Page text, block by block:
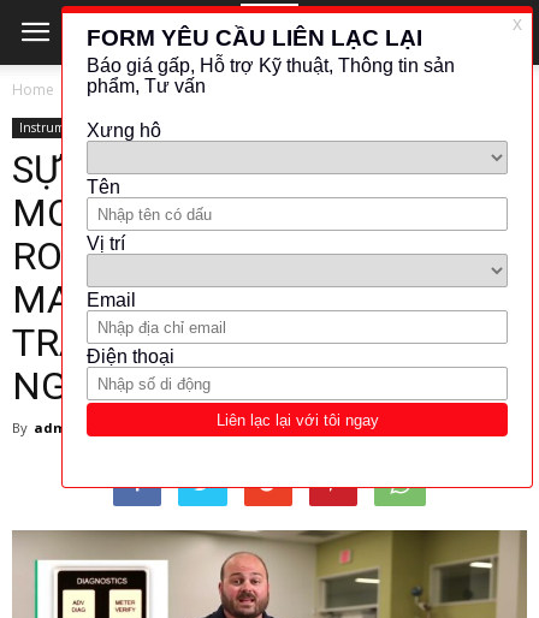
Home Instrument
Instrument
SỰ CẦN THIẾT CỦA WALL
MOUNT BUTTONS CHO
ROSEMOUNT 8712
MAGNETIC FLOW
TRANSMITTER TRONG CÔNG
NGHIỆP
By admin